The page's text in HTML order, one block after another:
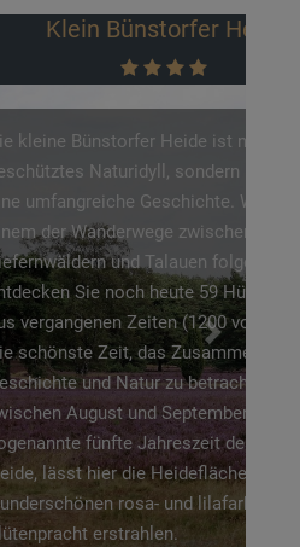
Heide
Heide ist nicht nur ein
sondern birgt auch
Wenn Sie
zwischen
Talauen folgen,
heute 59 Hügelgräber
(1200 vor Christus).
das Zusammenspiel aus
zu betrachten, ist
September. Die
der Lüneburger
Heideflächen in einer
und lilafarbener
Next